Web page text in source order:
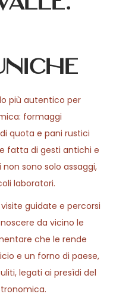
più autentico per
formaggi
quota e pani rustici
fatta di gesti antichi e
sono solo assaggi,
laboratori.
guidate e percorsi
da vicino le
che le rende
e un forno di paese,
legati ai presìdi del